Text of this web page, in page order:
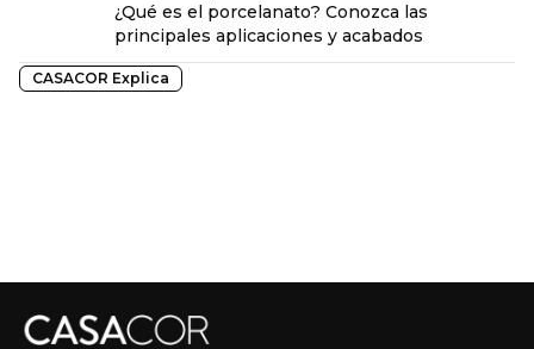
¿Qué es el porcelanato? Conozca las
principales aplicaciones y acabados
CASACOR Explica